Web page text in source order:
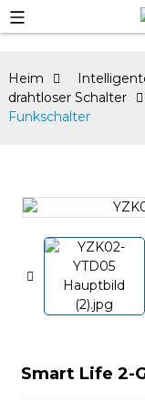
Heim
drahtloser Schalter
Funkschalter
Smart Life 2-